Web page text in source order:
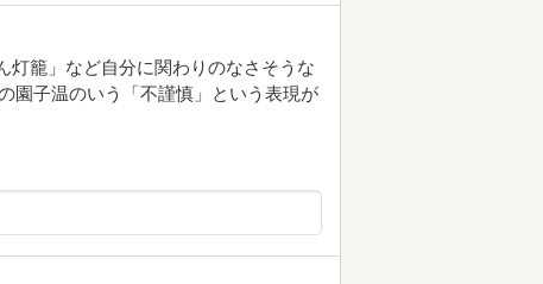
籠」など自分に関わりのなさそうな
園子温のいう「不謹慎」という表現が